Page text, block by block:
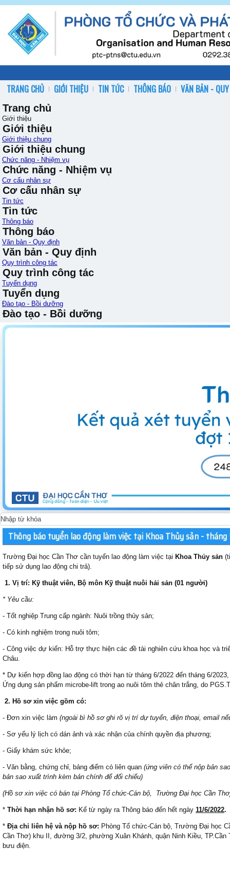
TRANG CHỦ GIỚI THIỆU TIN TỨC THÔNG BÁO VĂN BẢN -
Trang chủ
Giới thiệu
Giới thiệu
Giới thiệu chung
Giới thiệu chung
Chức năng - Nhiệm vụ
Chức năng - Nhiệm vụ
Cơ cấu nhân sự
Cơ cấu nhân sự
Tin tức
Tin tức
Thông báo
Thông báo
Văn bản - Quy định
Văn bản - Quy định
Quy trình công tác
Quy trình công tác
Tuyển dụng
Tuyển dụng
Đào tạo - Bồi dưỡng
Đào tạo - Bồi dưỡng
Thông báo tuyển lao động làm việc tại Khoa Thủy sản -
Trường Đại học Cần Thơ cần tuyển lao động làm việc tại Khoa Thủy sản
tiếp sử dụng lao động chi trả).
1. Vị trí: Kỹ thuật viên, Bộ môn Kỹ thuật nuôi hải sản (01 người)
* Yêu cầu:
- Tốt nghiệp Trung cấp ngành: Nuôi trồng thủy sản;
- Có kinh nghiệm trong nuôi tôm;
- Công việc dự kiến: Hỗ trợ thực hiện các đề tài nghiên cứu khoa học và
Châu.
* Dự kiến hợp đồng lao động có thời hạn từ tháng 6/2022 đến tháng 6/
Ứng dụng sản phẩm microbe-lift trong ao nuôi tôm thẻ chân trắng, do
2. Hồ sơ xin việc gồm có:
- Đơn xin việc làm (ngoài bì hồ sơ ghi rõ vị trí dự tuyển, điện thoại, email
- Sơ yếu lý lịch có dán ảnh và xác nhận của chính quyền địa phương;
- Giấy khám sức khỏe;
- Văn bằng, chứng chỉ, bảng điểm có liên quan (ứng viên có thể nộp bản
bản sao xuất trình kèm bản chính để đối chiếu)
(Hồ sơ xin việc có bán tại Phòng Tổ chức-Cán bộ, Trường Đại học Cần
* Thời hạn nhận hồ sơ: Kể từ ngày ra Thông báo đến hết ngày 11/6/2022.
* Địa chỉ liên hệ và nộp hồ sơ: Phòng Tổ chức-Cán bộ, Trường Đại học
Cần Thơ) khu II, đường 3/2, phường Xuân Khánh, quận Ninh Kiều,
bưu điện.